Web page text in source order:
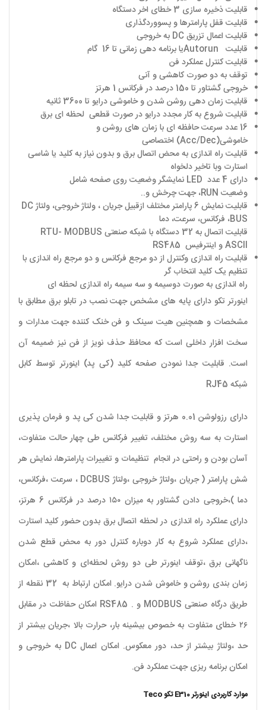
قابلیت ذخیره سازی 3 خطای اخر دستگاه
قابلیت قفل پارامترها و پسووردگذاری
قابلیت اعمال تزریقDC به خروجی
قابلیت Autorunیا برنامه دهی زمانی تا 16 گام
قابلیت کنترل عملکرد فن
توقف به دو صورت کاهشی و آنی
خروجی گشتاور تا 150 درصد در فرکانس 1 هرتز
قابلیت زمان دهی روشن شدن و خاموشی درایو تا 3600 ثانیه
قابلیت شروع به کار مجدد درایو در صورت قطعی لحظه ای برق
16 عدد سرعت حافظه ای با زمان های روشن و
خاموشی(Acc/Dec
) اختصاصی
قابلیت راه اندازی به محض اتصال برق و بدون نیاز به کلید یا شاسی
استارت وبا تاخیر دلخواه
دارای 4 عدد
LED نمایشگر وضعیت روی صفحه شامل
وضعیت RUN، جهت چرخش و..
قابلیت نمایش 6پارامتر مختلف ازقبیل جریان ، ولتاژ خروجی، ولتاژDC
BUS، فرکانس، سرعت، دما
قابلیت اتصال به 32 دستگاه با شبکه صنعتی
MODBUS
RTU-
ASCIIو اینترفیس RS485
قابلیت راه اندازی وکنترل از دو مرجع فرکانس و دو مرجع راه اندازی با
تنظیم یک کلید انتخاب گر
راه اندازی به صورت دوسیمه و سه سیمه راه اندازی لحظه ای
اینورتر تکو دارای پایه های مشخص جهت نصب در تابلو برق مطابق با
مشخصات و همچنین هیت سینک و فن خنک کننده جهت مدارات و
سخت افزار داخلی است که محافظ حذف نویز از فن نیز ضمیمه آن
است. قابلیت جدا نمودن صفحه کلید (کی پد) اینورتر توسط کابل
شبکه RJ45
دارای رزولوشن 0.01 هرتز و قابلیت جدا شدن کی پد و فرمان پذیری
استارت به سه روش مختلف، تغییر فرکانس طی چهار حالت متفاوت،
آسان بودن و راحتی در انجام تنظیمات و تغییرات پارامترها، نمایش هر
شش پارامتر ( جریان ،ولتاژ خروجی ،ولتاژ DCBUS، سرعت ،فرکانس،
دما )،خروجی دادن گشتاور به میزان ۱۵۰ درصد در فرکانس 6 هرتز،
دارای عملکرد راه اندازی در لحظه اتصال برق بدون حضور کلید استارت
،دارای عملکرد شروع به کار دوباره کنترل دور به محض قطع شدن
ناگهانی برق ،توقف اینورتر طی دو روش لحظه‌ای و کاهشی ،امکان
زمان بندی روشن و خاموش شدن درایو. امکان ارتباط به 32 نقطه از
طریق درگاه صنعتیMODBUSو RS485 . امکان حفاظت در مقابل
۲۶ خطای متفاوت به خصوص بیشینه بار، حرارت بالا ،جریان بیشتر از
حد ،ولتاژ بیشتر از حد، دور معکوس. امکان اعمالDCبه خروجی و
امکان برنامه ریزی جهت عملکرد فن.
موارد کاربردی اینورترE310تکوTeco